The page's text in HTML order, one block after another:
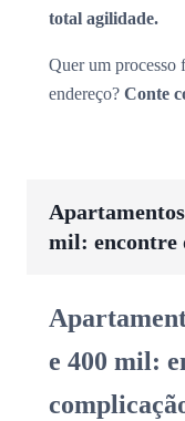
total agilidade.
Quer um processo
endereço? Conte
mil: encontre
e 400 mil: